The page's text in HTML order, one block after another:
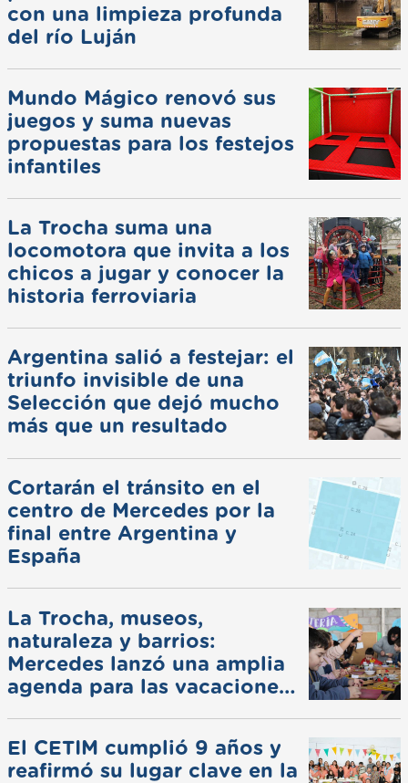
con una limpieza profunda
del río Luján
Mundo Mágico renovó sus
juegos y suma nuevas
propuestas para los festejos
infantiles
La Trocha suma una
locomotora que invita a los
chicos a jugar y conocer la
historia ferroviaria
Argentina salió a festejar: el
triunfo invisible de una
Selección que dejó mucho
más que un resultado
Cortarán el tránsito en el
centro de Mercedes por la
final entre Argentina y
España
La Trocha, museos,
naturaleza y barrios:
Mercedes lanzó una amplia
agenda para las vacaciones
El CETIM cumplió 9 años y
reafirmó su lugar clave en la